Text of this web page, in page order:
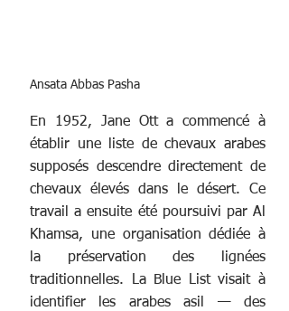
Ansata Abbas Pasha
En 1952, Jane Ott a commencé à
établir une liste de chevaux arabes
supposés descendre directement de
chevaux élevés dans le désert. Ce
travail a ensuite été poursuivi par Al
Khamsa, une organisation dédiée à
la préservation des lignées
traditionnelles. La Blue List visait à
identifier les arabes asil — des